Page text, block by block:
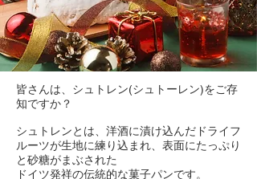
皆さんは、シュトレン(シュトーレン)をご存
知ですか？
シュトレンとは、洋酒に漬け込んだドライフ
ルーツが生地に練り込まれ、表面にたっぷり
と砂糖がまぶされた
ドイツ発祥の伝統的な菓子パンです。